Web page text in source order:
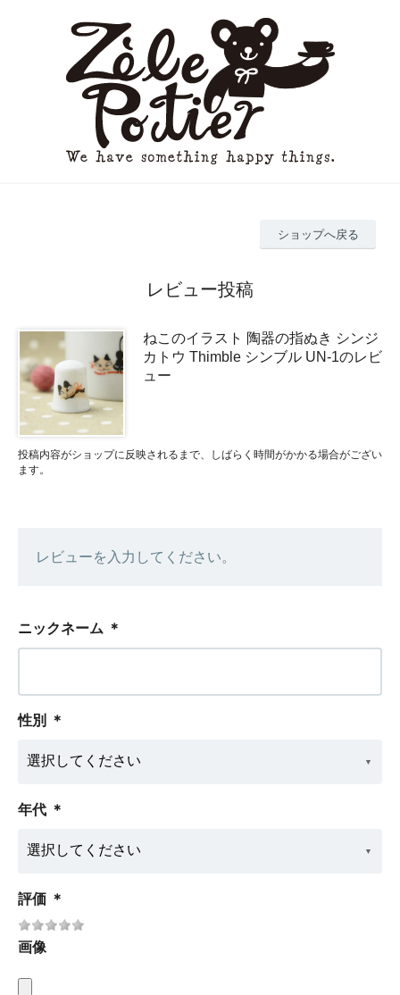
ショップへ戻る
レビュー投稿
ねこのイラスト 陶器の指ぬき シンジ
カトウ Thimble シンブル UN-1のレビ
ュー
投稿内容がショップに反映されるまで、しばらく時間がかかる場合がござい
ます。
レビューを入力してください。
ニックネーム ＊
性別 ＊
年代 ＊
評価 ＊
画像